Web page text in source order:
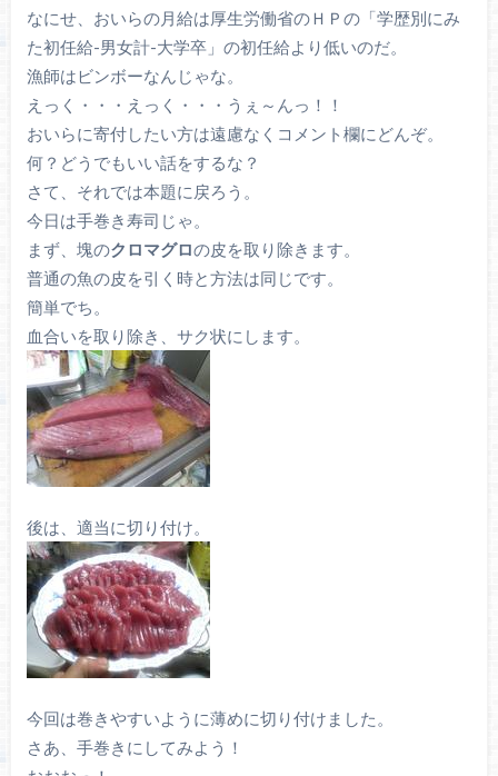
なにせ、おいらの月給は厚生労働省のＨＰの「学歴別にみ
た初任給-男女計-大学卒」の初任給より低いのだ。
漁師はビンボーなんじゃな。
えっく・・・えっく・・・うぇ～んっ！！
おいらに寄付したい方は遠慮なくコメント欄にどんぞ。
何？どうでもいい話をするな？
さて、それでは本題に戻ろう。
今日は手巻き寿司じゃ。
まず、塊のクロマグロの皮を取り除きます。
普通の魚の皮を引く時と方法は同じです。
簡単でち。
血合いを取り除き、サク状にします。
後は、適当に切り付け。
今回は巻きやすいように薄めに切り付けました。
さあ、手巻きにしてみよう！